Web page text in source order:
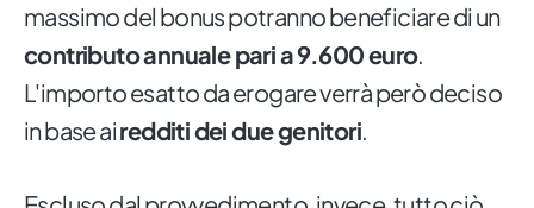
massimo del bonus potranno beneficiare di un
contributo annuale pari a 9.600 euro.
L'importo esatto da erogare verrà però deciso
in base airedditi dei due genitori.